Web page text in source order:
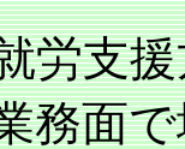
労支
務面